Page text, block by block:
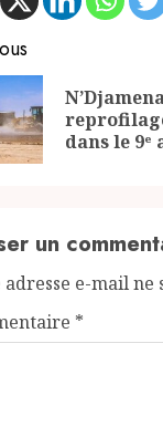
dans le
un
e-mail ne
*